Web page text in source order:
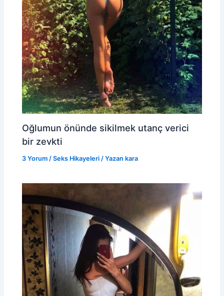
Oğlumun önünde sikilmek utanç verici
bir zevkti
3 Yorum /Seks Hikayeleri / Yazan kara